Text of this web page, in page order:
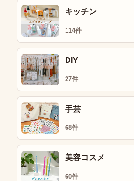
キッチン
114件
DIY
27件
手芸
68件
美容コスメ
60件